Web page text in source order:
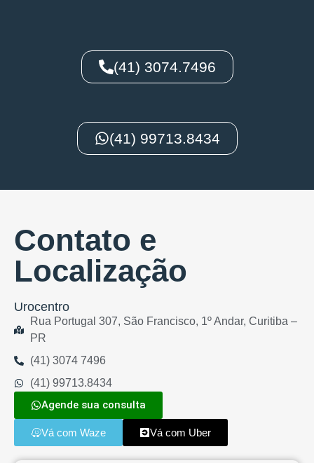
(41) 3074.7496
(41) 99713.8434
Contato e
Localização
Urocentro
Rua Portugal 307, São Francisco, 1º Andar, Curitiba –
PR
(41) 3074 7496
(41) 99713.8434
Agende sua consulta
Vá com Waze Vá com Uber